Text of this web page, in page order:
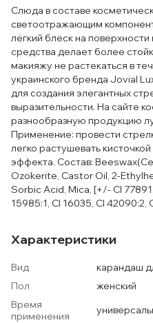
Слюда в составе
светоотражающим
лёгкий блеск на
средства делает более
макияжу не растекаться в
украинского бренда Jovial
для создания элегантных
выразительности. На сайте
разнообразную продукцию
Применение: провести
легко растушевать
эффекта. Состав:
Ozokerite, Castor Oil, 2-
Sorbic Acid, Mica, [+/- CI
15985:1, CI 16035, CI 42090:2,
Характеристики
Вид
карандаш
Пол
женский
Время
применения